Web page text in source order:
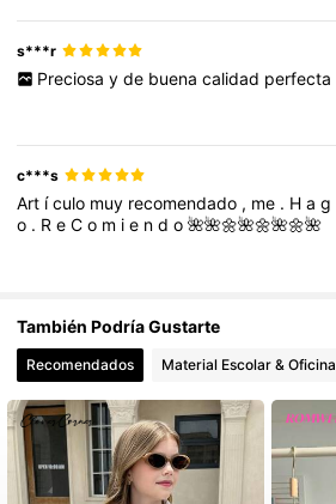
s***r
Preciosa y de buena calidad perfecta
c***s
Art ículo muy recomendado , me . Hag
o . ReCo m ie ndo🌺🌺🌼🌺🌼🌺🌼🌺
También Podría Gustarte
Recomendados Material Escolar & Oficina